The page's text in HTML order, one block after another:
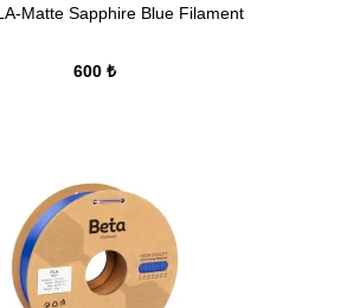
Matte Sapphire Blue Filament
600 ₺